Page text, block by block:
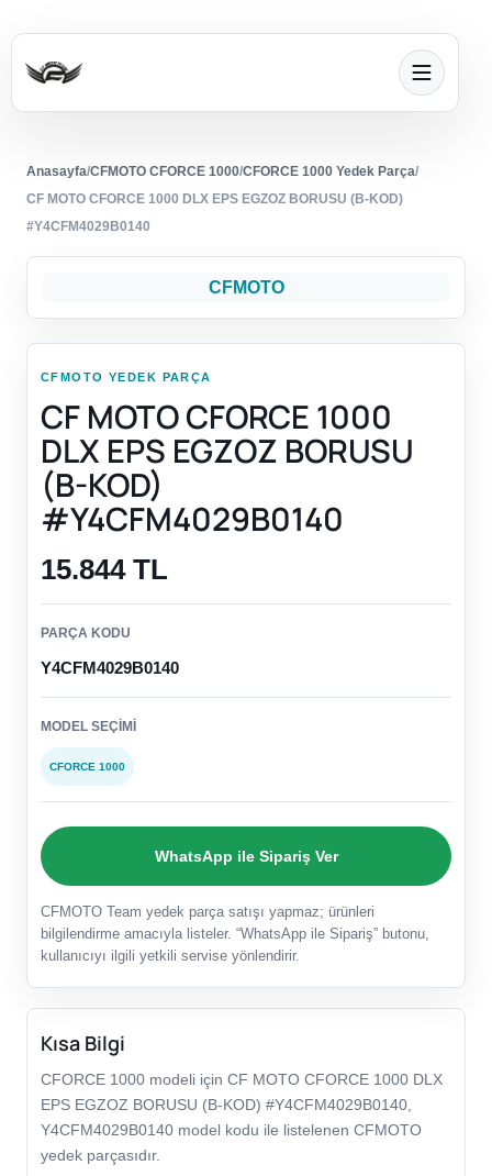
Anasayfa/CFMOTO CFORCE 1000/CFORCE 1000 Yedek Parça/
CF MOTO CFORCE 1000 DLX EPS EGZOZ BORUSU (B-KOD)
#Y4CFM4029B0140
CFMOTO
CFMOTO YEDEK PARÇA
CF MOTO CFORCE 1000
DLX EPS EGZOZ BORUSU
(B-KOD)
#Y4CFM4029B0140
15.844 TL
PARÇA KODU
Y4CFM4029B0140
MODEL SEÇIMI
CFORCE 1000
WhatsApp ile Sipariş Ver
CFMOTO Team yedek parça satışı yapmaz; ürünleri
bilgilendirme amacıyla listeler. “WhatsApp ile Sipariş” butonu,
kullanıcıyı ilgili yetkili servise yönlendirir.
Kısa Bilgi
CFORCE 1000 modeli için CF MOTO CFORCE 1000 DLX
EPS EGZOZ BORUSU (B-KOD) #Y4CFM4029B0140,
Y4CFM4029B0140 model kodu ile listelenen CFMOTO
yedek parçasıdır.